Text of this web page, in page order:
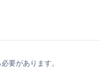
要があります。